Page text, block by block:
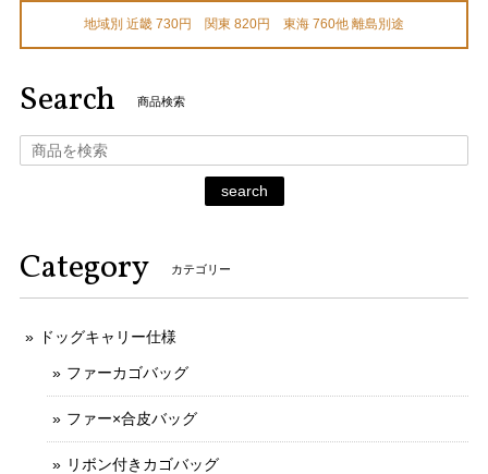
地域別 近畿 730円 関東 820円 東海 760他 離島別途
Search 商品検索
search
Category カテゴリー
ドッグキャリー仕様
ファーカゴバッグ
ファー×合皮バッグ
リボン付きカゴバッグ